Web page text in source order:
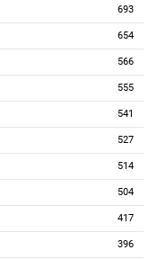
693
654
566
555
541
527
514
504
417
396